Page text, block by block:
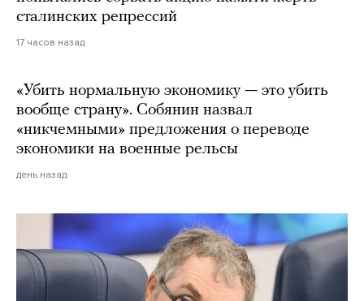
сталинских репрессий
17 часов назад
«Убить нормальную экономику — это убить
вообще страну». Собянин назвал
«никчемными» предложения о переводе
экономики на военные рельсы
день назад